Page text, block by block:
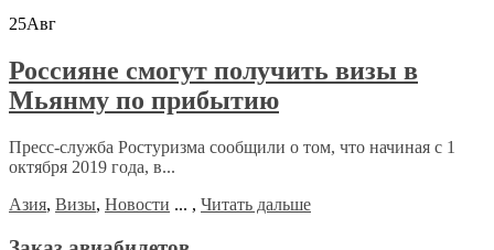
25Авг
Россияне смогут получить визы в
Мьянму по прибытию
Пресс-служба Ростуризма сообщили о том, что начиная с 1
октября 2019 года, в...
Азия, Визы, Новости ... , Читать дальше